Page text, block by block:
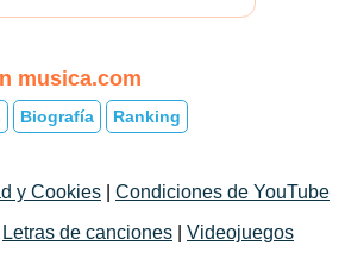
musica.com
Biografía Ranking
y Cookies
Condiciones de YouTube
Letras de canciones Videojuegos